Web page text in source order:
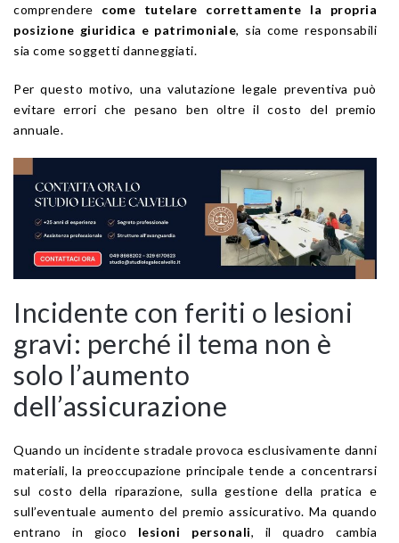
comprendere come tutelare correttamente la propria
posizione giuridica e patrimoniale, sia come responsabili
sia come soggetti danneggiati.
Per questo motivo, una valutazione legale preventiva può
evitare errori che pesano ben oltre il costo del premio
annuale.
Incidente con feriti o lesioni
gravi: perché il tema non è
solo l’aumento
dell’assicurazione
Quando un incidente stradale provoca esclusivamente danni
materiali, la preoccupazione principale tende a concentrarsi
sul costo della riparazione, sulla gestione della pratica e
sull’eventuale aumento del premio assicurativo. Ma quando
entrano in gioco lesioni personali, il quadro cambia